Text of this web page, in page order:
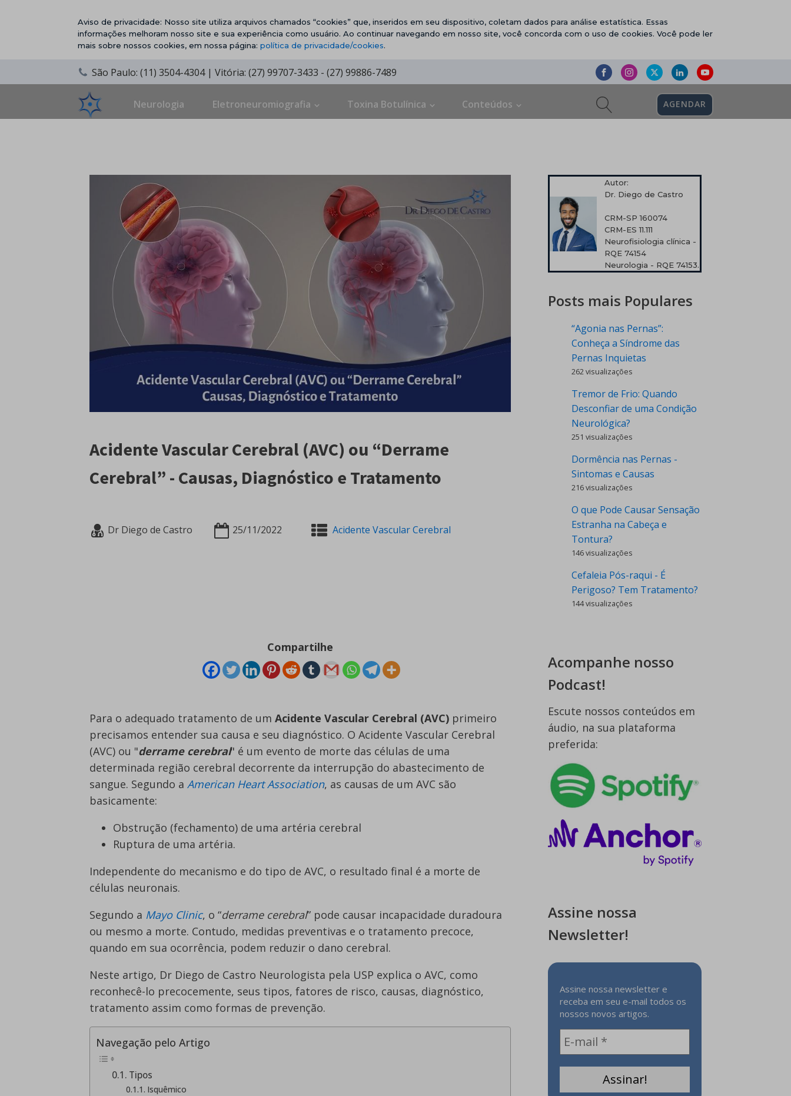
Aviso de privacidade: Nosso site utiliza arquivos chamados “cookies” que, inseridos em seu dispositivo, coletam dados para análise estatística. Essas
informações melhoram nosso site e sua experiência como usuário. Ao continuar navegando em nosso site, você concorda com o uso de cookies. Você pode ler
mais sobre nossos cookies, em nossa página: política de privacidade/cookies.
São Paulo: (11) 3504-4304 | Vitória: (27) 99707-3433 - (27) 99886-7489
Neurologia Eletroneuromiografia Toxina Botulínica Conteúdos AGENDAR
Acidente Vascular Cerebral (AVC) ou “Derrame
Cerebral” - Causas, Diagnóstico e Tratamento
Dr Diego de Castro 25/11/2022 Acidente Vascular Cerebral
Compartilhe
Para o adequado tratamento de um Acidente Vascular Cerebral (AVC) primeiro
precisamos entender sua causa e seu diagnóstico. O Acidente Vascular Cerebral
(AVC) ou "derrame cerebral" é um evento de morte das células de uma
determinada região cerebral decorrente da interrupção do abastecimento de
sangue. Segundo a American Heart Association, as causas de um AVC são
basicamente:
Obstrução (fechamento) de uma artéria cerebral
Ruptura de uma artéria.
Independente do mecanismo e do tipo de AVC, o resultado final é a morte de
células neuronais.
Segundo a Mayo Clinic, o “derrame cerebral” pode causar incapacidade duradoura
ou mesmo a morte. Contudo, medidas preventivas e o tratamento precoce,
quando em sua ocorrência, podem reduzir o dano cerebral.
Neste artigo, Dr Diego de Castro Neurologista pela USP explica o AVC, como
reconhecê-lo precocemente, seus tipos, fatores de risco, causas, diagnóstico,
tratamento assim como formas de prevenção.
Navegação pelo Artigo
Tipos
Isquêmico
Autor:
Dr. Diego de Castro
CRM-SP 160074
CRM-ES 11.111
Neurofisiologia clínica -
RQE 74154
Neurologia - RQE 74153.
Posts mais Populares
“Agonia nas Pernas”:
Conheça a Síndrome das
Pernas Inquietas
262 visualizações
Tremor de Frio: Quando
Desconfiar de uma Condição
Neurológica?
251 visualizações
Dormência nas Pernas -
Sintomas e Causas
216 visualizações
O que Pode Causar Sensação
Estranha na Cabeça e
Tontura?
146 visualizações
Cefaleia Pós-raqui - É
Perigoso? Tem Tratamento?
144 visualizações
Acompanhe nosso
Podcast!
Escute nossos conteúdos em
áudio, na sua plataforma
preferida:
Assine nossa
Newsletter!
Assine nossa newsletter e
receba em seu e-mail todos os
nossos novos artigos.